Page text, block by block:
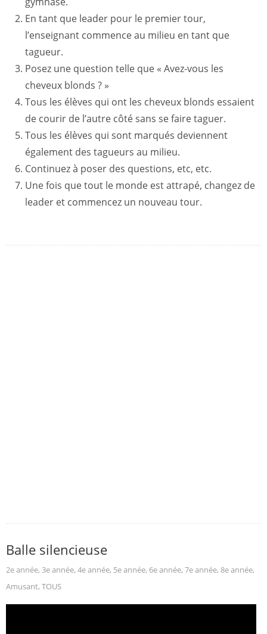
En tant que leader pour le premier tour,
l’enseignant commence au milieu en tant que
tagueur.
Posez une question telle que « Avez-vous les
cheveux blonds ? »
Tous les élèves qui ont les cheveux blonds essaient
de courir de l’autre côté sans se faire taguer.
Tous les élèves qui sont marqués deviennent
également des tagueurs au milieu.
Continuez à poser des questions, etc, etc.
Une fois que tout le monde est attrapé, changez de
leader et commencez un nouveau tour.
Balle silencieuse
2e année, 3e année, 4e année, 5e année, 6e année, 7e année, 8e année,
Amusant, TOUS